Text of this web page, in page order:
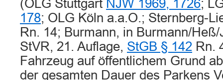
(OLG Stuttgart NJW 1969, 1726;
178; OLG Köln a.a.O.; Sternberg-
Rn. 14; Burmann, in Burmann/
StVR, 21. Auflage, StGB § 142 Rn.
Fahrzeug auf öffentlichem Grund
der gesamten Dauer des Parkens